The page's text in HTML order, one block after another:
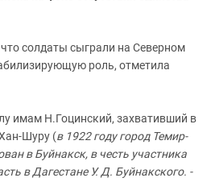
солдаты сыграли на Северном
роль, отметила
имам Н.Гоцинский, захвативший в
Шуру (в 1922 году город Темир-
в Буйнакск, в честь участника
в Дагестане У. Д. Буйнакского. -